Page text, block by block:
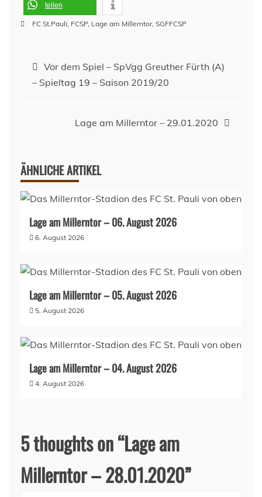
teilen
FC St.Pauli, FCSP, Lage am Millerntor, SGFFCSP
Beitragsnavigation
Vor dem Spiel – SpVgg Greuther Fürth (A)
– Spieltag 19 – Saison 2019/20
Lage am Millerntor – 29.01.2020
ÄHNLICHE ARTIKEL
Lage am Millerntor – 06. August 2026
6. August 2026
Lage am Millerntor – 05. August 2026
5. August 2026
Lage am Millerntor – 04. August 2026
4. August 2026
5 thoughts on “Lage am
Millerntor – 28.01.2020”